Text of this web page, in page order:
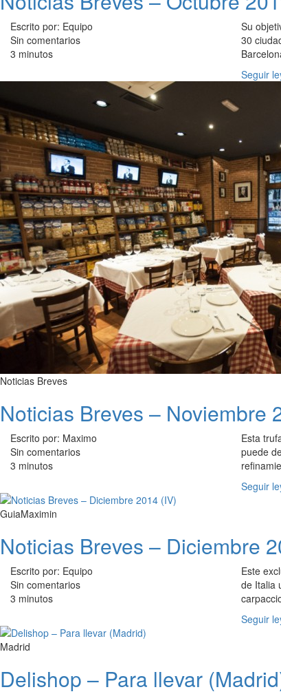
Escrito por: Equipo
Sin comentarios
3 minutos
Su
30
Seguir
Noticias Breves
Noticias Breves – Noviembre
Escrito por: Maximo
Sin comentarios
3 minutos
Esta
puede
Seguir
GuiaMaximin
Noticias Breves – Diciembre
Escrito por: Equipo
Sin comentarios
3 minutos
Este
de Italia
Seguir
Madrid
Delishop – Para llevar